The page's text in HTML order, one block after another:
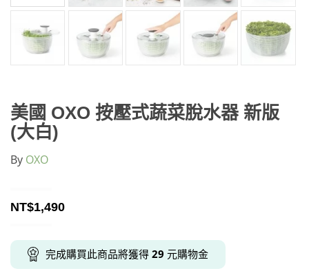
美國 OXO 按壓式蔬菜脫水器 新版
(大白)
By OXO
NT$1,490
完成購買此商品將獲得 29 元購物金